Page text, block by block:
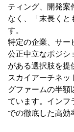
ティング、開発案
なく、「末長くと
す。
特定の企業、サー
公正中立なポジシ
がある選択肢を提
スカイアーチネッ
グファームの半額
ています。インフ
での徹底した高効